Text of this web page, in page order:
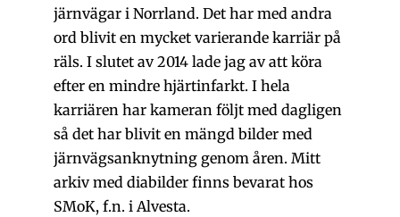
järnvägar i Norrland. Det har med andra
ord blivit en mycket varierande karriär på
räls. I slutet av 2014 lade jag av att köra
efter en mindre hjärtinfarkt. I hela
karriären har kameran följt med dagligen
så det har blivit en mängd bilder med
järnvägsanknytning genom åren. Mitt
arkiv med diabilder finns bevarat hos
SMoK, f.n. i Alvesta.